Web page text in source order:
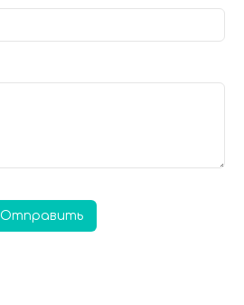
Отправить